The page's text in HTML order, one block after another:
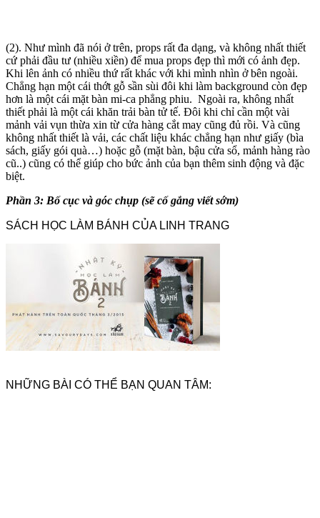
(2). Như mình đã nói ở trên, props rất đa dạng, và không nhất thiết
cứ phải đầu tư (nhiều xiền) để mua props đẹp thì mới có ảnh đẹp.
Khi lên ảnh có nhiều thứ rất khác với khi mình nhìn ở bên ngoài.
Chẳng hạn một cái thớt gỗ sần sùi đôi khi làm background còn đẹp
hơn là một cái mặt bàn mi-ca phẳng phiu. Ngoài ra, không nhất
thiết phải là một cái khăn trải bàn tử tế. Đôi khi chỉ cần một vài
mảnh vải vụn thừa xin từ cửa hàng cắt may cũng đủ rồi. Và cũng
không nhất thiết là vải, các chất liệu khác chẳng hạn như giấy (bìa
sách, giấy gói quà…) hoặc gỗ (mặt bàn, bậu cửa sổ, mảnh hàng rào
cũ..) cũng có thể giúp cho bức ảnh của bạn thêm sinh động và đặc
biệt.
Phần 3: Bố cục và góc chụp (sẽ cố gắng viết sớm)
SÁCH HỌC LÀM BÁNH CỦA LINH TRANG
NHỮNG BÀI CÓ THỂ BẠN QUAN TÂM: